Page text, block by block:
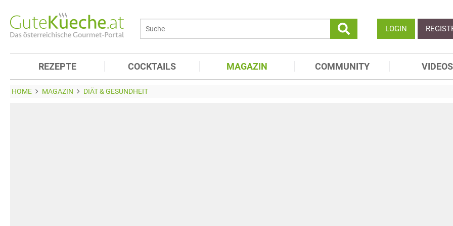
LOGIN
REZEPTE COCKTAILS MAGAZIN COMMUNITY VIDEOS
HOME MAGAZIN DIÄT & GESUNDHEIT